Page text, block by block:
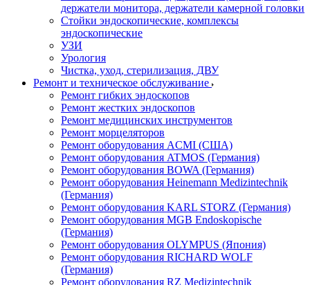
держатели монитора, держатели камерной головки
Стойки эндоскопические, комплексы
эндоскопические
УЗИ
Урология
Чистка, уход, стерилизация, ДВУ
Ремонт и техническое обслуживание
Ремонт гибких эндоскопов
Ремонт жестких эндоскопов
Ремонт медицинских инструментов
Ремонт морцеляторов
Ремонт оборудования ACMI (США)
Ремонт оборудования ATMOS (Германия)
Ремонт оборудования BOWA (Германия)
Ремонт оборудования Heinemann Medizintechnik
(Германия)
Ремонт оборудования KARL STORZ (Германия)
Ремонт оборудования MGB Endoskopische
(Германия)
Ремонт оборудования OLYMPUS (Япония)
Ремонт оборудования RICHARD WOLF
(Германия)
Ремонт оборудования RZ Medizintechnik